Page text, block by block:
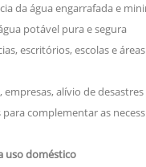
da água engarrafada e
potável pura e segura
escritórios, escolas e
empresas, alívio de
complementar as
uso doméstico